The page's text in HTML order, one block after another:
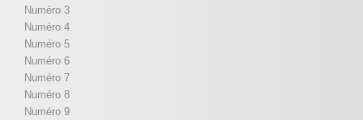
Numéro 3
Numéro 4
Numéro 5
Numéro 6
Numéro 7
Numéro 8
Numéro 9